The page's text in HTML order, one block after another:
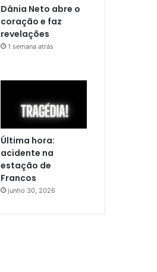
Dânia Neto abre o
coração e faz
revelações
1 semana atrás
Última hora:
acidente na
estação de
Francos
junho 30, 2026